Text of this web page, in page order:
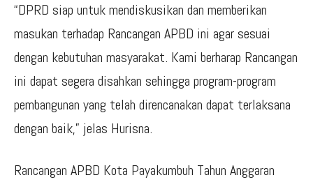
“DPRD siap untuk mendiskusikan dan memberikan
masukan terhadap Rancangan APBD ini agar sesuai
dengan kebutuhan masyarakat. Kami berharap Rancangan
ini dapat segera disahkan sehingga program-program
pembangunan yang telah direncanakan dapat terlaksana
dengan baik,” jelas Hurisna.
Rancangan APBD Kota Payakumbuh Tahun Anggaran